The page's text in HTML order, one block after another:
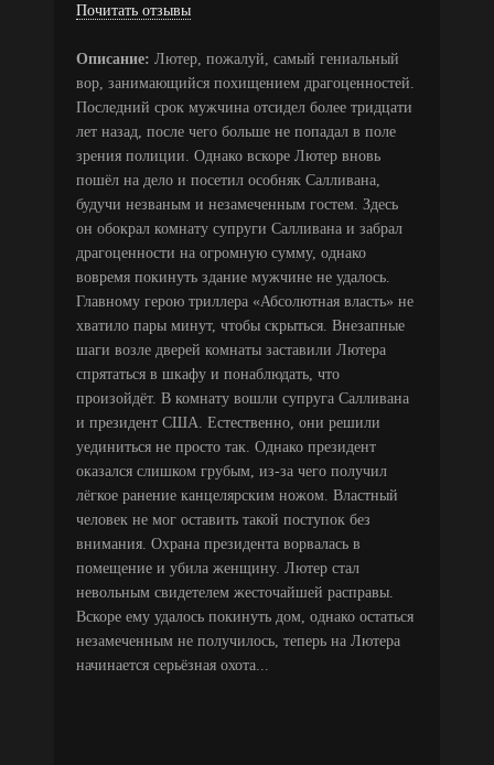
Почитать отзывы
Описание: Лютер, пожалуй, самый гениальный
вор, занимающийся похищением драгоценностей.
Последний срок мужчина отсидел более тридцати
лет назад, после чего больше не попадал в поле
зрения полиции. Однако вскоре Лютер вновь
пошёл на дело и посетил особняк Салливана,
будучи незваным и незамеченным гостем. Здесь
он обокрал комнату супруги Салливана и забрал
драгоценности на огромную сумму, однако
вовремя покинуть здание мужчине не удалось.
Главному герою триллера «Абсолютная власть» не
хватило пары минут, чтобы скрыться. Внезапные
шаги возле дверей комнаты заставили Лютера
спрятаться в шкафу и понаблюдать, что
произойдёт. В комнату вошли супруга Салливана
и президент США. Естественно, они решили
уединиться не просто так. Однако президент
оказался слишком грубым, из-за чего получил
лёгкое ранение канцелярским ножом. Властный
человек не мог оставить такой поступок без
внимания. Охрана президента ворвалась в
помещение и убила женщину. Лютер стал
невольным свидетелем жесточайшей расправы.
Вскоре ему удалось покинуть дом, однако остаться
незамеченным не получилось, теперь на Лютера
начинается серьёзная охота...